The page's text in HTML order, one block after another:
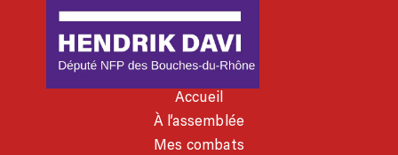
Accueil
À l’assemblée
Mes combats